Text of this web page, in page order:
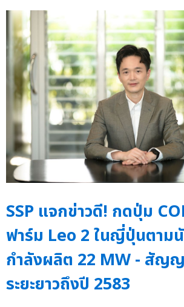
SSP แจกข่าวดี! กดปุ่ม
ฟาร์ม Leo 2 ในญี่ปุ่นตาม
กำลังผลิต 22 MW - สัญญ
ระยะยาวถึงปี 2583